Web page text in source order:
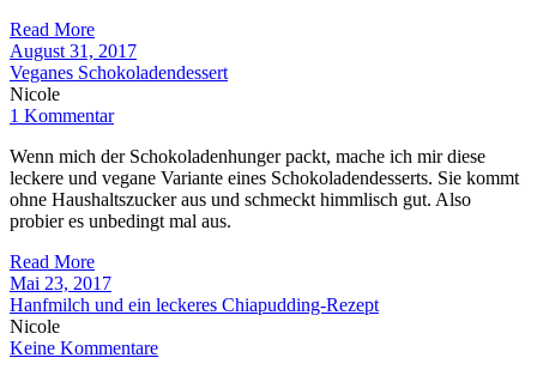
Read More
August 31, 2017
Veganes Schokoladendessert
Nicole
1 Kommentar
Wenn mich der Schokoladenhunger packt, mache ich mir diese
leckere und vegane Variante eines Schokoladendesserts. Sie kommt
ohne Haushaltszucker aus und schmeckt himmlisch gut. Also
probier es unbedingt mal aus.
Read More
Mai 23, 2017
Hanfmilch und ein leckeres Chiapudding-Rezept
Nicole
Keine Kommentare